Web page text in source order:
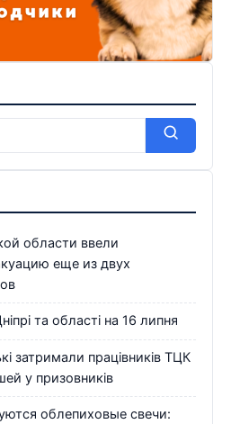
области ввели
еще из двух
та області на 16 липня
затримали працівників ТЦК
у призовників
облепиховые свечи: